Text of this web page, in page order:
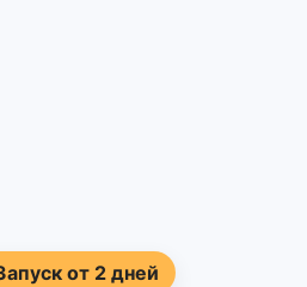
от 2 дней